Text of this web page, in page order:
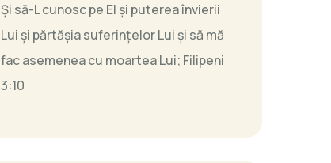
Şi să-L cunosc pe El şi puterea învierii
Lui şi părtăşia suferinţelor Lui şi să mă
fac asemenea cu moartea Lui; Filipeni
3:10